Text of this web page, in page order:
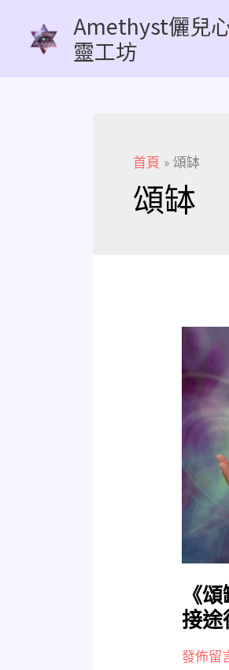
Amethyst儷兒
靈工坊
首頁 頌缽
頌缽
《
接途
發佈留
《
缽
靈
氣
治
療
體
驗
身
心
靈
治
療
方
法
的